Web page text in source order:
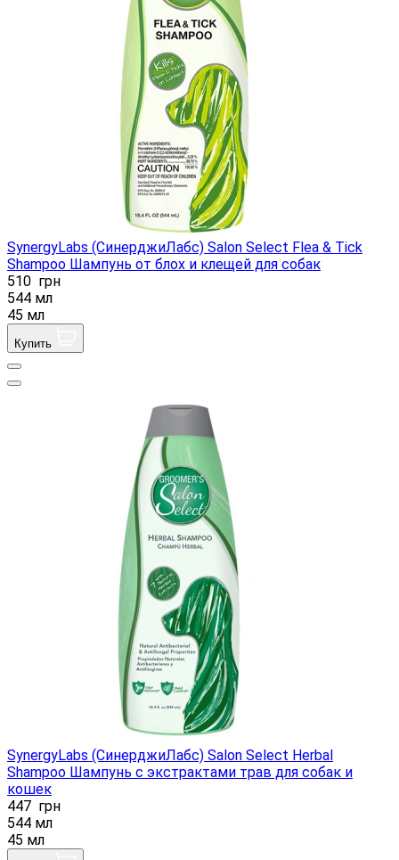
SynergyLabs (СинерджиЛабс) Salon Select Flea & Tick
Shampoo Шампунь от блох и клещей для собак
510 грн
544 мл
45 мл
Купить
SynergyLabs (СинерджиЛабс) Salon Select Herbal
Shampoo Шампунь с экстрактами трав для собак и
кошек
447 грн
544 мл
45 мл